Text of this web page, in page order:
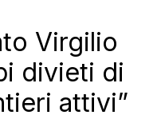
Virgilio
divieti di
attivi”